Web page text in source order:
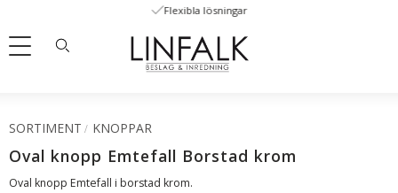
Meny
Flexibla lösningar
SORTIMENT KNOPPAR
Oval knopp Emtefall Borstad krom
Oval knopp Emtefall i borstad krom.